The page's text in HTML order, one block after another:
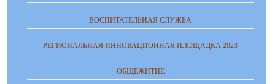
ВОСПИТАТЕЛЬНАЯ СЛУЖБА
РЕГИОНАЛЬНАЯ ИННОВАЦИОННАЯ ПЛОЩАДКА 2023
ОБЩЕЖИТИЕ